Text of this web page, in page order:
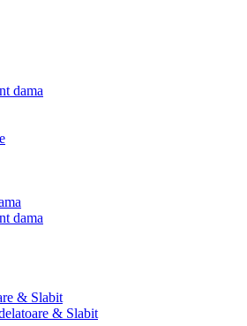
dama
dama
& Slabit
& Slabit